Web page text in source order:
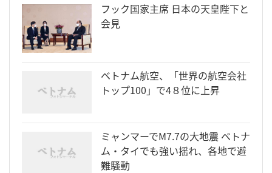
フック国家主席 日本の天皇陛下と
会見
ベトナム航空、「世界の航空会社
トップ100」で4８位に上昇
ミャンマーでM7.7の大地震 ベトナ
ム・タイでも強い揺れ、各地で避
難騒動